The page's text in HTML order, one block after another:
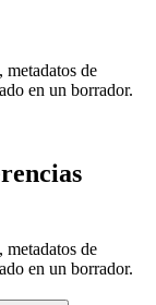
de
en un borrador.
de
en un borrador.